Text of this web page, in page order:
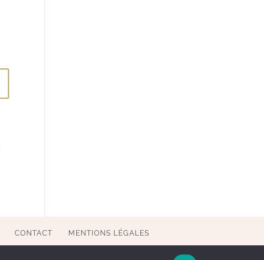
CONTACT MENTIONS LÉGALES